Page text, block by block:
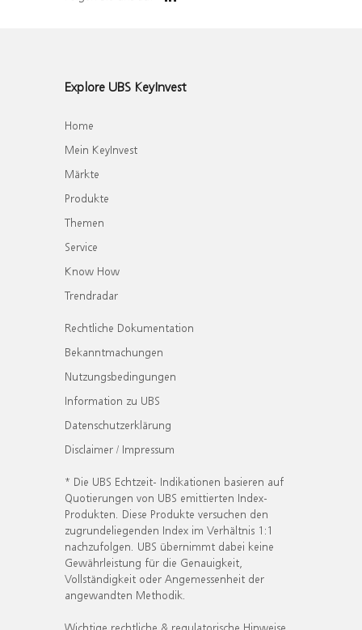
Explore UBS KeyInvest
Home
Mein KeyInvest
Märkte
Produkte
Themen
Service
Know How
Trendradar
Rechtliche Dokumentation
Bekanntmachungen
Nutzungsbedingungen
Information zu UBS
Datenschutzerklärung
Disclaimer / Impressum
* Die UBS Echtzeit- Indikationen basieren auf
Quotierungen von UBS emittierten Index-
Produkten. Diese Produkte versuchen den
zugrundeliegenden Index im Verhältnis 1:1
nachzufolgen. UBS übernimmt dabei keine
Gewährleistung für die Genauigkeit,
Vollständigkeit oder Angemessenheit der
angewandten Methodik.